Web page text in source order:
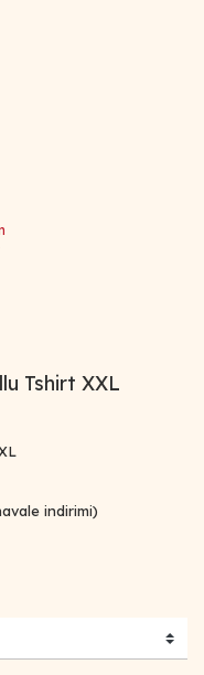
Tshirt XXL
indirimi)